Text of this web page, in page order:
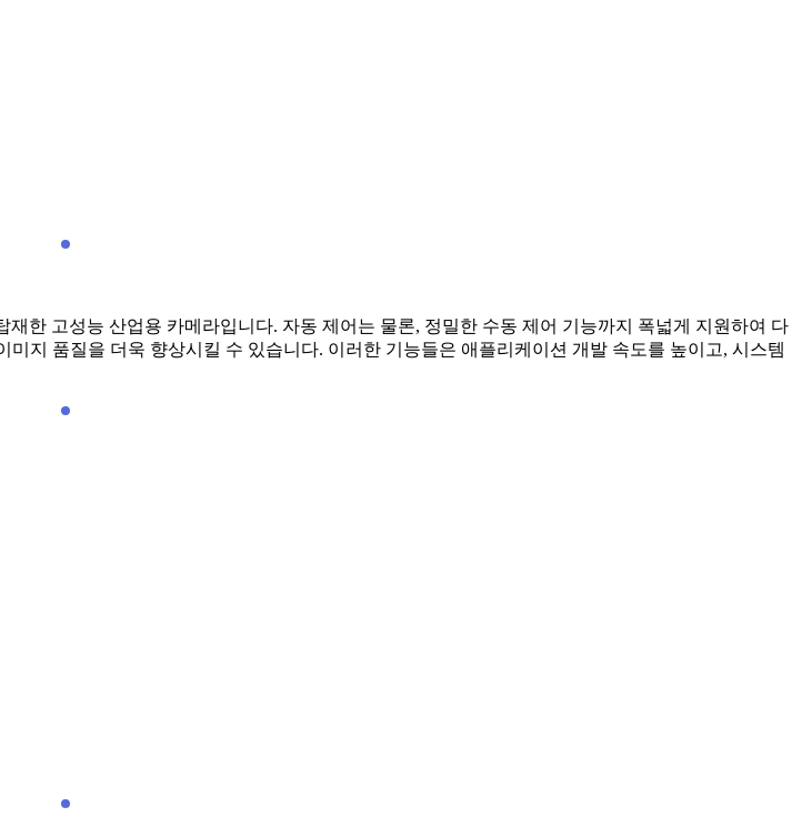
한 고성능 산업용 카메라입니다. 자동 제어는 물론, 정밀한 수동 제어 기능까지 폭넓게 지원하여 다
지 품질을 더욱 향상시킬 수 있습니다. 이러한 기능들은 애플리케이션 개발 속도를 높이고, 시스템